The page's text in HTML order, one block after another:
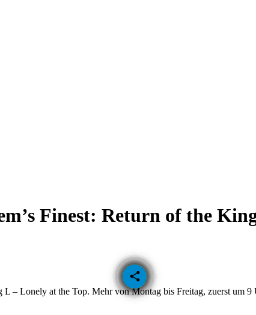
Finest: Return of the
share
email
L – Lonely at the Top. Mehr von Montag bis Freitag, zuerst um 9